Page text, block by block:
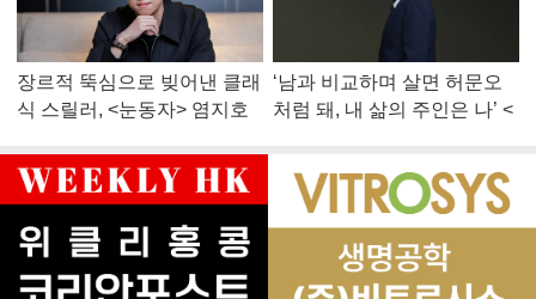
장르적 뚝심으로 빚어낸 클래
식 스릴러, <눈동자> 염지호
‘남과 비교하며 살면 허문오
처럼 돼, 내 삶의 주인은 나’ <